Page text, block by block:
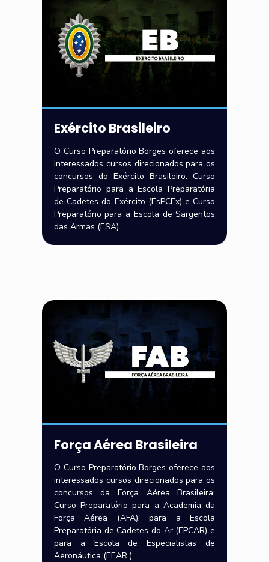
Exército Brasileiro
O Curso Preparatório Borges oferece aos
interessados cursos direcionados para os
concursos do Exército Brasileiro: Curso
Preparatório para a Escola Preparatória
de Cadetes do Exército (EsPCEx) e Curso
Preparatório para a Escola de Sargentos
das Armas (ESA).
Força Aérea Brasileira
O Curso Preparatório Borges oferece aos
interessados cursos direcionados para os
concursos da Força Aérea Brasileira:
Curso Preparatório para a Academia da
Força Aérea (AFA), para a Escola
Preparatória de Cadetes do Ar (EPCAR) e
para a Escola de Especialistas de
Aeronáutica (EEAR ).